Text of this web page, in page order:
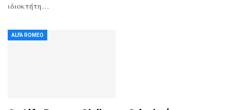
ιδιοκτήτη…
ALFA ROMEO